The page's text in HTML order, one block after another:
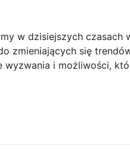
w dzisiejszych czasach
zmieniających się
i możliwości,